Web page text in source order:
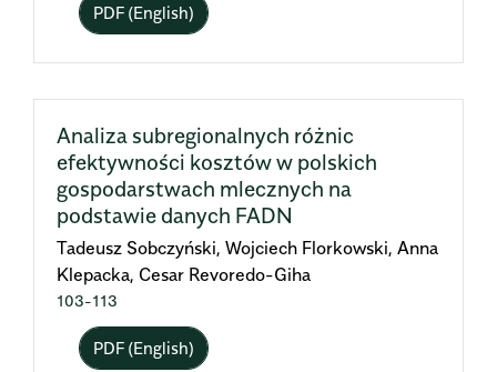
PDF (English)
Analiza subregionalnych różnic
efektywności kosztów w polskich
gospodarstwach mlecznych na
podstawie danych FADN
Tadeusz Sobczyński, Wojciech Florkowski, Anna
Klepacka, Cesar Revoredo-Giha
103-113
PDF (English)